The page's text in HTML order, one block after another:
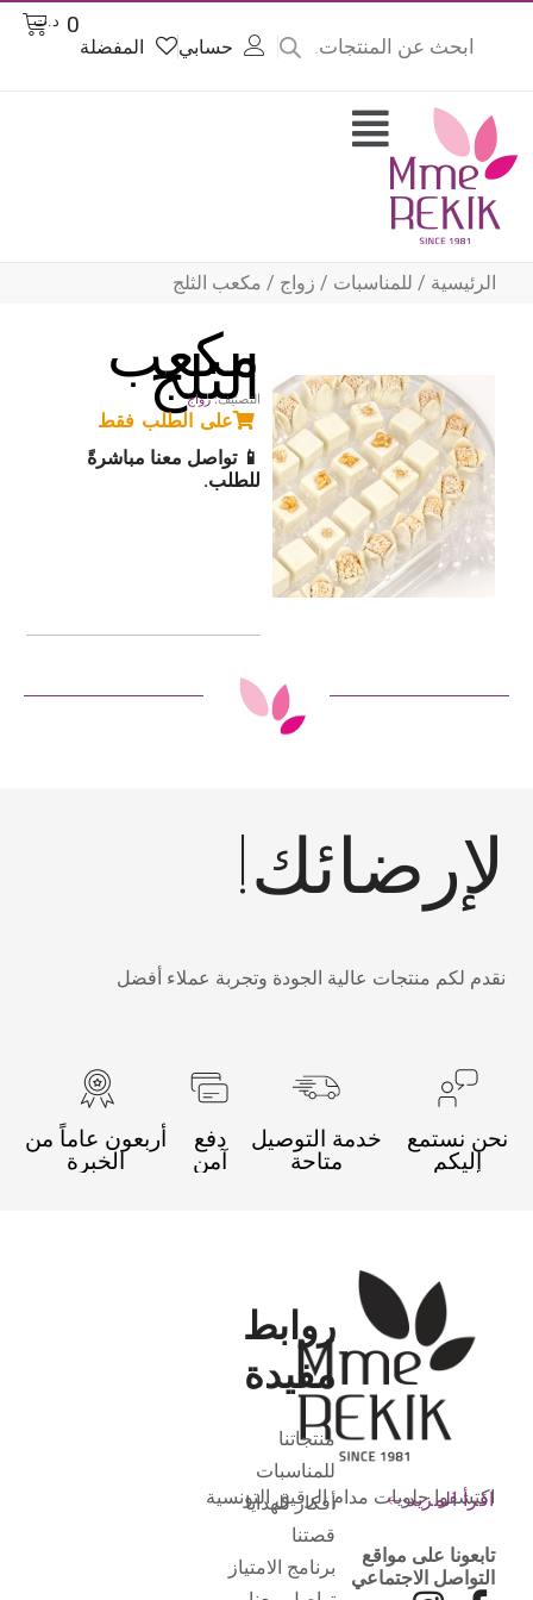
Products
حسابي المفضلة
0 د.تCart
Flyout
Menu
الرئيسية / للمناسبات / زواج / مكعب الثلج
مكعب
الثلج
التصنيف:زواج
على الطلب فقط
📱 تواصل معنا مباشرةً
للطلب.
لإرضائك!
نقدم لكم منتجات عالية الجودة وتجربة عملاء أفضل
نحن نستمع
إليكم
خدمة التوصيل
متاحة
دفع
آمن
أربعون عاماً من
الخبرة
اكتشفوا حلويات مدام الرقيق التونسية
اقرأ المزيد
تابعونا على مواقع
التواصل الاجتماعي
روابط
مفيدة
منتجاتنا
للمناسبات
أفكار للهدايا
قصتنا
برنامج الامتياز